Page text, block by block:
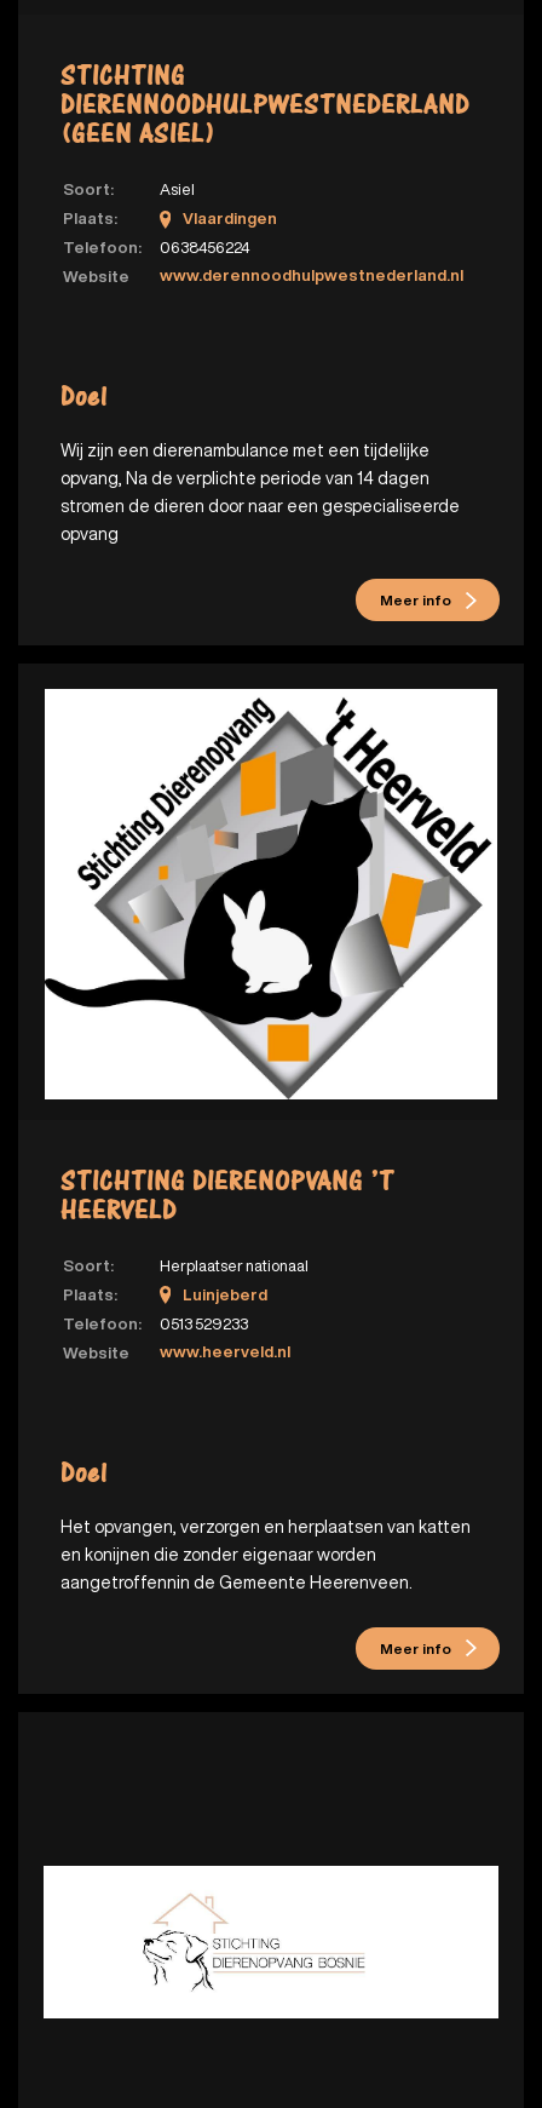
STICHTING
DIERENNOODHULPWESTNEDERLAND
(GEEN ASIEL)
Soort:
Asiel
Plaats:
Vlaardingen
Telefoon:
0638456224
Website
www.derennoodhulpwestnederland.nl
Doel
Wij zijn een dierenambulance met een tijdelijke
opvang, Na de verplichte periode van 14 dagen
stromen de dieren door naar een gespecialiseerde
opvang
Meer info
STICHTING DIERENOPVANG ’T
HEERVELD
Soort:
Herplaatser nationaal
Plaats:
Luinjeberd
Telefoon:
0513 529233
Website
www.heerveld.nl
Doel
Het opvangen, verzorgen en herplaatsen van katten
en konijnen die zonder eigenaar worden
aangetroffennin de Gemeente Heerenveen.
Meer info